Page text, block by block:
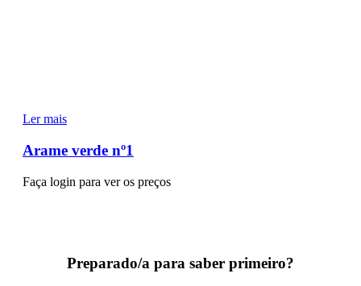
Ler mais
Arame verde nº1
Faça login para ver os preços
Preparado/a para saber primeiro?